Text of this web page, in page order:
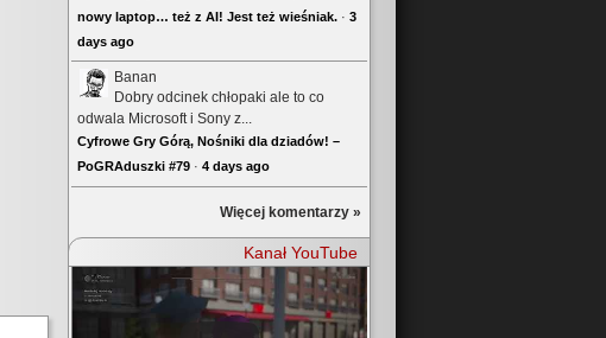
nowy laptop… też z AI! Jest też wieśniak. · 3
days ago
Banan
Dobry odcinek chłopaki ale to co
odwala Microsoft i Sony z...
Cyfrowe Gry Górą, Nośniki dla dziadów! –
PoGRAduszki #79 · 4 days ago
Więcej komentarzy »
Kanał YouTube